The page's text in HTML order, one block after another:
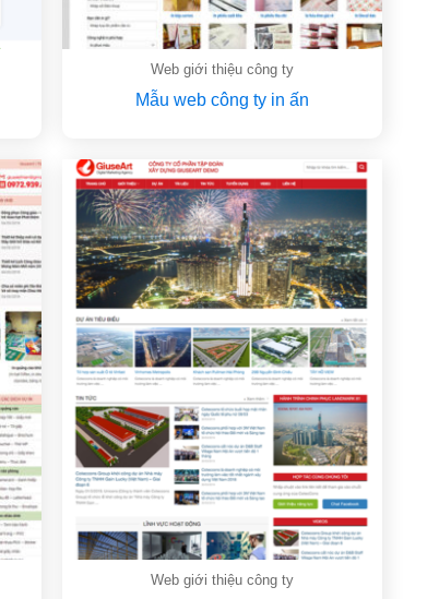
Web giới thiệu công ty
Mẫu web công ty in ấn
Web giới thiệu công ty